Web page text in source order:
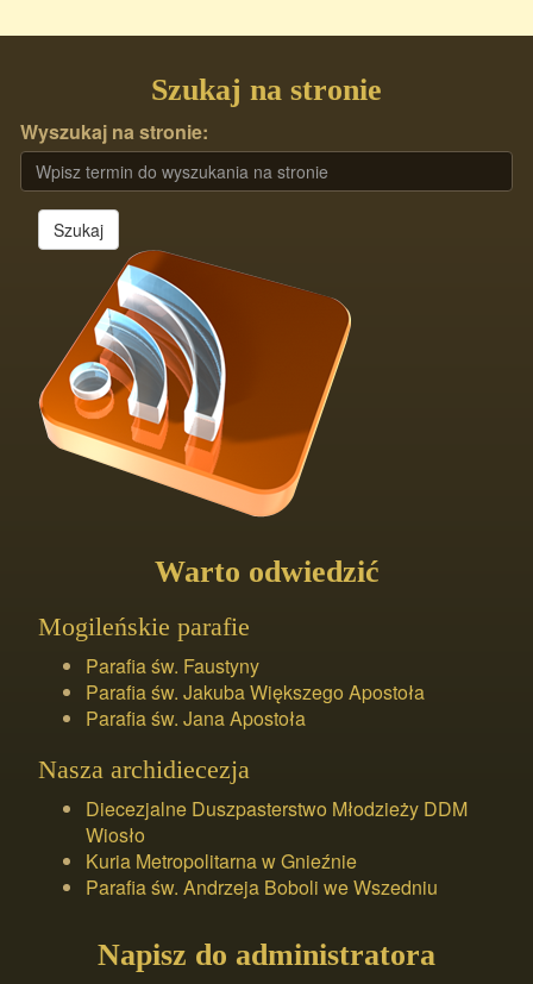
Szukaj na stronie
Wyszukaj na stronie:
Szukaj
Warto odwiedzić
Mogileńskie parafie
Parafia św. Faustyny
Parafia św. Jakuba Większego Apostoła
Parafia św. Jana Apostoła
Nasza archidiecezja
Diecezjalne Duszpasterstwo Młodzieży DDM
Wiosło
Kuria Metropolitarna w Gnieźnie
Parafia św. Andrzeja Boboli we Wszedniu
Napisz do administratora